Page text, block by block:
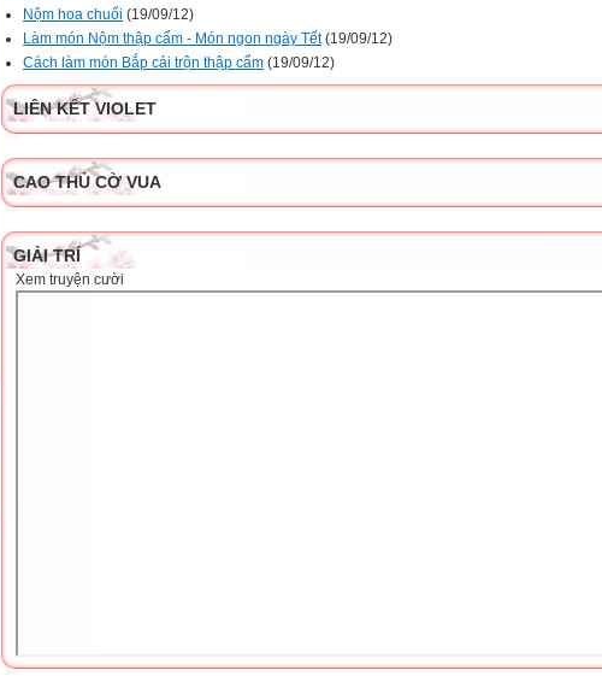
Nộm hoa chuối (19/09/12)
Làm món Nộm thập cẩm - Món ngon ngày Tết(19/09/12)
Cách làm món Bắp cải trộn thập cẩm (19/09/12)
LIÊN KẾT VIOLET
CAO THỦ CỜ VUA
GIẢI TRÍ
Xem truyện cười